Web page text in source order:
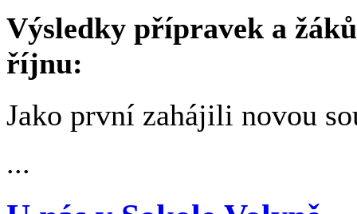
Výsledky přípravek a
říjnu:
Jako první zahájili novou
...